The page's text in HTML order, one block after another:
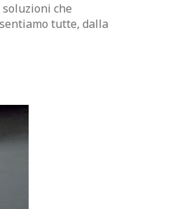
che
tutte, dalla